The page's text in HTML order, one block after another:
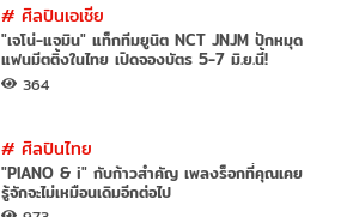
#ศิลปินเอเชีย
"เจโน่-แจมิน" แท็กทีมยูนิต NCT JNJM ปักหมุด
แฟนมีตติ้งในไทย เปิดจองบัตร 5-7 มิ.ย.นี้!
364
#ศิลปินไทย
"PIANO & i" กับก้าวสำคัญ เพลงร็อกที่คุณเคย
รู้จักจะไม่เหมือนเดิมอีกต่อไป